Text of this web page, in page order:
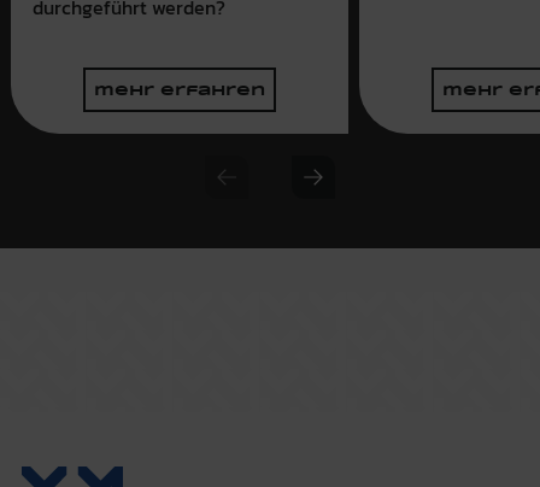
durchgeführt werden?
mehr erfahren mehr
Previous slide
Next slide